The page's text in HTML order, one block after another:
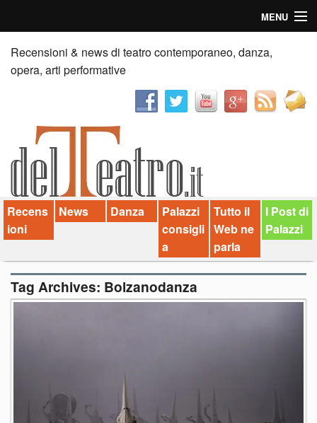
MENU
Home
Recensioni
News
Palazzi consiglia
Video
Chi siamo
Contatti
Recensioni & news di teatro contemporaneo, danza,
opera, arti performative
Recens
ioni
News Danza
Palazzi
consigli
a
Tutto il
Web ne
parla
I Post di
Palazzi
Tag Archives: Bolzanodanza